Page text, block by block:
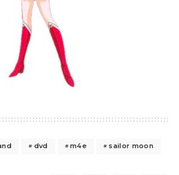
dvd m4e sailor moon